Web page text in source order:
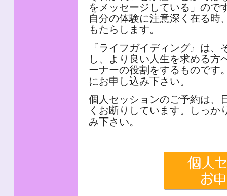
をメッセージしている」ので
自分の体験に注意深く在る時
もたらします。
『ライフガイディング』は
し、より良い人生を求める方
ーナーの役割をするものです
にお申し込み下さい。
個人セッションのご予約は、
くお断りしています。しっか
み下さい。